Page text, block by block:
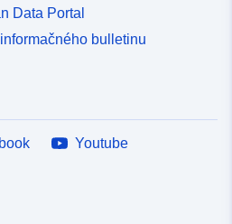
Data Portal
bulletinu
Youtube